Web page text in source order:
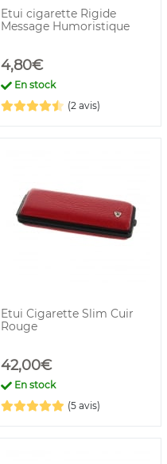
Etui cigarette Rigide
Message Humoristique
4,80€
En stock
(2 avis)
Etui Cigarette Slim Cuir
Rouge
42,00€
En stock
(5 avis)